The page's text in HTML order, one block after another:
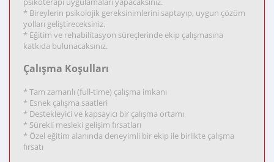
* Bireylerin psikolojik gereksinimlerini saptayıp, uygun çözüm
yolları geliştireceksiniz.
* Eğitim ve rehabilitasyon süreçlerinde ekip çalışmasına
katkıda bulunacaksınız.
Çalışma Koşulları
* Tam zamanlı (full-time) çalışma imkanı
* Esnek çalışma saatleri
* Destekleyici ve kapsayıcı bir çalışma ortamı
* Sürekli mesleki gelişim fırsatları
* Özel eğitim alanında deneyimli bir ekip ile birlikte çalışma
fırsatı